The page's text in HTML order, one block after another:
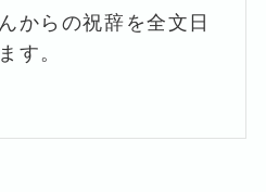
からの祝辞を全文日
す。